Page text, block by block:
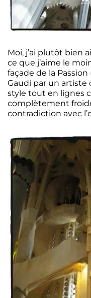
Moi, j’ai plutôt bien
ce que j’aime le
façade de la
Gaudi par un artiste
style tout en lignes
complètement
contradiction avec